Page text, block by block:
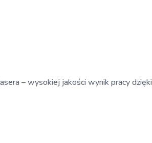
– wysokiej jakości wynik pracy dzięki